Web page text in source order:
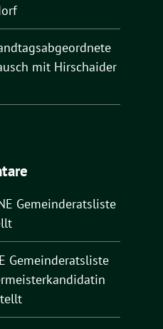
mit Hirschaider
Gemeinderatsliste
Gemeinderatsliste